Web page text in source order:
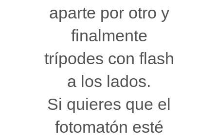
aparte por otro y
finalmente
trípodes con flash
a los lados.
Si quieres que el
fotomatón esté